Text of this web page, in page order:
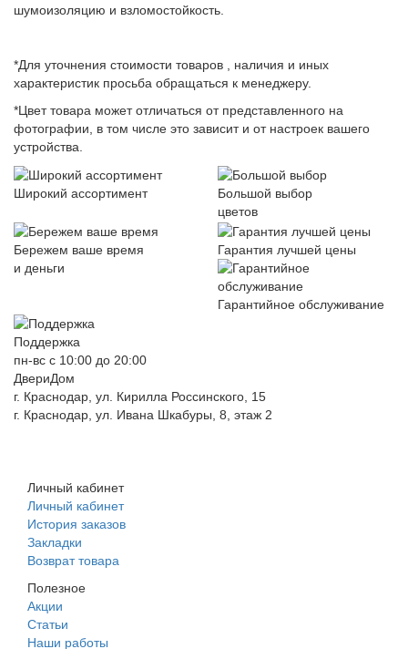
шумоизоляцию и взломостойкость.
*Для уточнения стоимости товаров , наличия и иных
характеристик просьба обращаться к менеджеру.
*Цвет товара может отличаться от представленного на
фотографии, в том числе это зависит и от настроек вашего
устройства.
Широкий ассортимент
Большой выбор
цветов
Бережем ваше время
и деньги
Гарантия лучшей цены
Гарантийное обслуживание
Поддержка
пн-вс с 10:00 до 20:00
ДвериДом
г. Краснодар, ул. Кирилла Россинского, 15
г. Краснодар, ул. Ивана Шкабуры, 8, этаж 2
Личный кабинет
Личный кабинет
История заказов
Закладки
Возврат товара
Полезное
Акции
Статьи
Наши работы